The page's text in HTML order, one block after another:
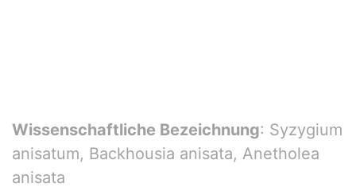
Wissenschaftliche Bezeichnung: Syzygium
anisatum, Backhousia anisata, Anetholea
anisata